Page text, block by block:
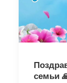
семьи